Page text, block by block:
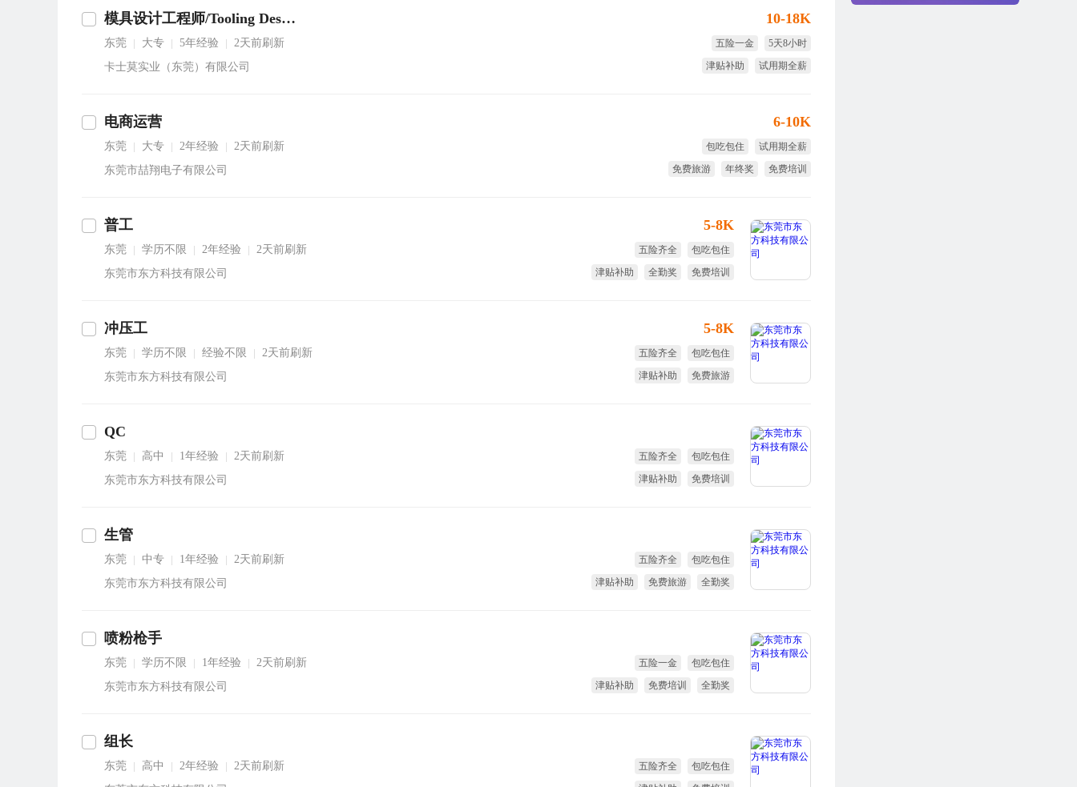
模具设计工程师/Tooling Design Engineer
东莞 大专 5年经验
2天前刷新
卡士莫实业（东莞）有限公司
10-18K
五险一金
5天8小时
津贴补助
试用期全薪
电商运营
东莞 大专 2年经验
2天前刷新
东莞市喆翔电子有限公司
6-10K
包吃包住
试用期全薪
免费旅游
年终奖
免费培训
普工
东莞 学历不限 2年经验
2天前刷新
东莞市东方科技有限公司
5-8K
五险齐全
包吃包住
津贴补助
全勤奖
免费培训
冲压工
东莞 学历不限 经验不限
2天前刷新
东莞市东方科技有限公司
5-8K
五险齐全
包吃包住
津贴补助
免费旅游
QC
东莞 高中 1年经验
2天前刷新
东莞市东方科技有限公司
五险齐全
包吃包住
津贴补助
免费培训
生管
东莞 中专 1年经验
2天前刷新
东莞市东方科技有限公司
五险齐全
包吃包住
津贴补助
免费旅游
全勤奖
喷粉枪手
东莞 学历不限 1年经验
2天前刷新
东莞市东方科技有限公司
五险一金
包吃包住
津贴补助
免费培训
全勤奖
组长
东莞 高中 2年经验
2天前刷新
五险齐全
包吃包住